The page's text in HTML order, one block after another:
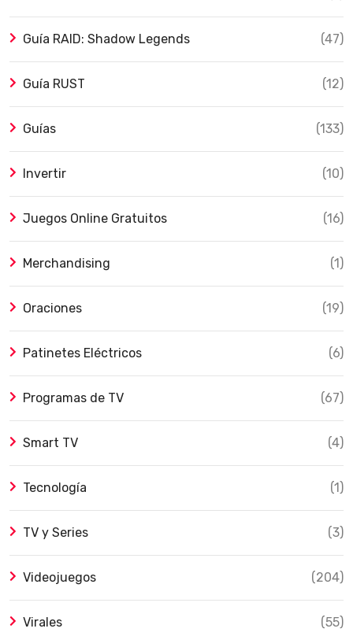
Guía RAID: Shadow Legends (47)
Guía RUST (12)
Guías (133)
Invertir (10)
Juegos Online Gratuitos (16)
Merchandising (1)
Oraciones (19)
Patinetes Eléctricos (6)
Programas de TV (67)
Smart TV (4)
Tecnología (1)
TV y Series (3)
Videojuegos (204)
Virales (55)